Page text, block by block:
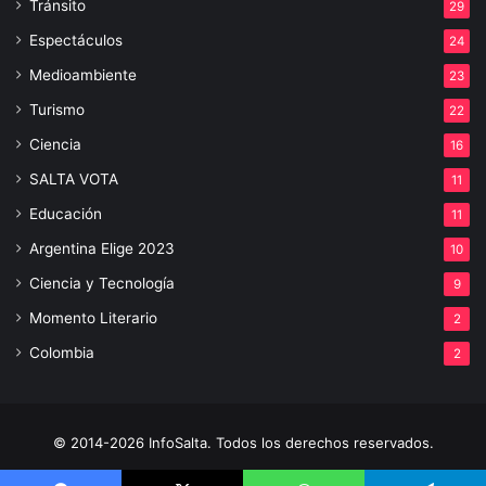
Tránsito 29
Espectáculos 24
Medioambiente 23
Turismo 22
Ciencia 16
SALTA VOTA 11
Educación 11
Argentina Elige 2023 10
Ciencia y Tecnología 9
Momento Literario 2
Colombia 2
© 2014-2026 InfoSalta. Todos los derechos reservados.